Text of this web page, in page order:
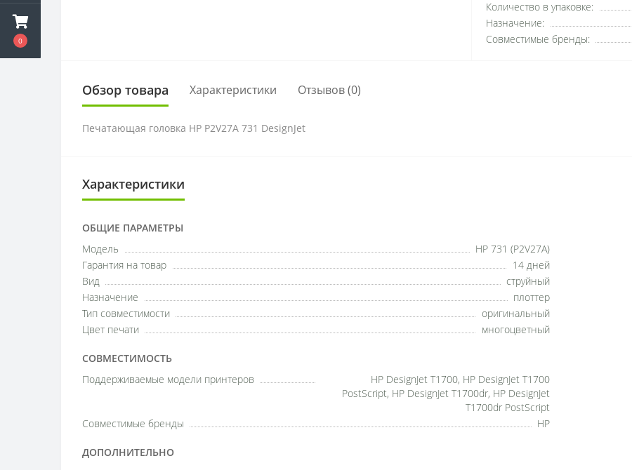
0
Количество в упаковке:
Назначение:
Совместимые бренды:
Обзор товара Характеристики Отзывов (0)
Печатающая головка HP P2V27A 731 DesignJet
Характеристики
ОБЩИЕ ПАРАМЕТРЫ
Модель
HP 731 (P2V27A)
Гарантия на товар
14 дней
Вид
струйный
Назначение
плоттер
Тип совместимости
оригинальный
Цвет печати
многоцветный
СОВМЕСТИМОСТЬ
Поддерживаемые модели принтеров
HP DesignJet T1700, HP DesignJet T1700
PostScript, HP DesignJet T1700dr, HP DesignJet
T1700dr PostScript
Совместимые бренды
HP
ДОПОЛНИТЕЛЬНО